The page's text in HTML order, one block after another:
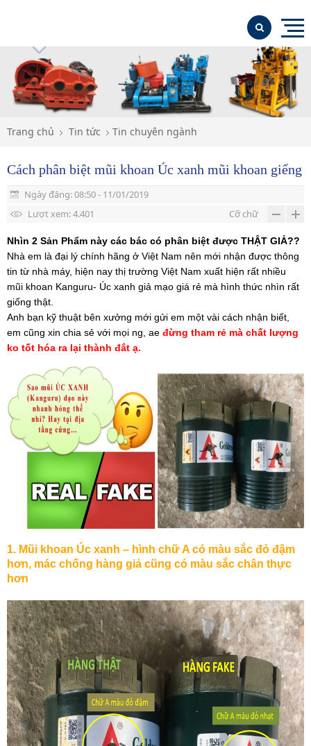
TRANG CHỦ
GIỚI THIỆU
SẢN PHẨM NỔI BẬT
Máy khoan địa chất máy khoan giếng
Máy khoan GK300; GK250
May Khoan XY-1A-4
Máy khoan XY-44A, máy khoan khác
Máy khoan đập cáp
Búa khoan
Tháp khoan
Máy nén khí KAISHAN
Vật tư khoan, phụ tùng máy khoan địa chất
Vật tư máy khoan đập cáp
Vật tư khoan đập hơi
TIN TỨC
LIÊN HỆ
Trang chủ Tin tức Tin chuyên ngành
Cách phân biệt mũi khoan Úc xanh mũi khoan giếng
Ngày đăng: 08:50 - 11/01/2019
Lượt xem: 4.401
Cỡ chữ
Nhìn 2 Sản Phẩm này các bác có phân biệt được THẬT GIẢ??
Nhà em là đại lý chính hãng ở Việt Nam nên mới nhận được thông
tin từ nhà máy, hiện nay thị trường Việt Nam xuất hiện rất nhiều
mũi khoan Kanguru- Úc xanh giả mạo giá rẻ mà hình thức nhìn rất
giống thật
Anh bạn kỹ thuật bên xưởng mới gửi em một vài cách nhận biết
em cũng xin chia sẻ với mọi ng ae đừng tham rẻ mà chất lượng
ko tốt hóa ra lại thành đắt ạ.
1. Mũi khoan Úc xanh – hình chữA có màu sắc đỏ đậm
hơn, mác chống hàng giả cũng có màu sắc chân thực
hơn